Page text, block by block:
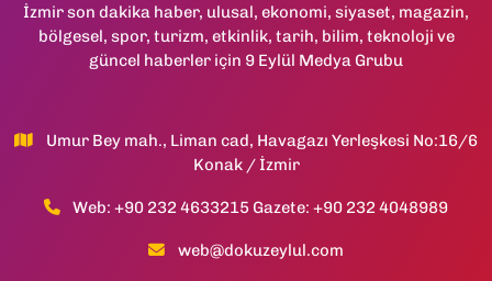
İzmir son dakika haber, ulusal, ekonomi, siyaset, magazin,
bölgesel, spor, turizm, etkinlik, tarih, bilim, teknoloji ve
güncel haberler için 9 Eylül Medya Grubu
Umur Bey mah., Liman cad, Havagazı Yerleşkesi No:16/6
Konak / İzmir
Web: +90 232 4633215 Gazete: +90 232 4048989
web@dokuzeylul.com